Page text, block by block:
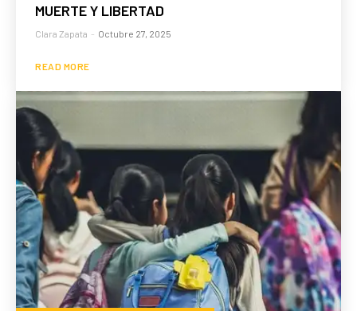
MUERTE Y LIBERTAD
Clara Zapata - Octubre 27, 2025
READ MORE